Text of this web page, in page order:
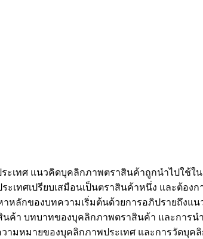
ทศ แนวคิดบุคลิกภาพตราสินค้าถูกนำไปใช้ใ
เทศเปรียบเสมือนเป็นตราสินค้าหนึ่ง และต้อง
หลักของบทความเริ่มต้นด้วยการอภิปรายถึงแน
ค้า บทบาทของบุคลิกภาพตราสินค้า และการ
มหมายของบุคลิกภาพประเทศ และการวัดบุค